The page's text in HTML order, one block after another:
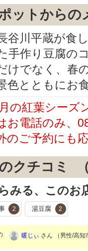
ットからの
谷川平蔵が食
手作り豆腐の
けでなく、春
色とともにお
の紅葉シー
お電話のみ、
のご予約にも
クチコミ
みる、このお
2 湯豆腐 2
暖じぃ さん （男性/高知